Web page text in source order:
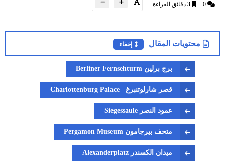
0
3 دقائق القراءة
محتويات المقال إخفاء
برج برلين Berliner Fernsehturm
قصر شارلوتنبرغ Charlottenburg Palace
عمود النصر Siegessaule
متحف بيرجامون Pergamon Museum
ميدان الكسندر Alexanderplatz